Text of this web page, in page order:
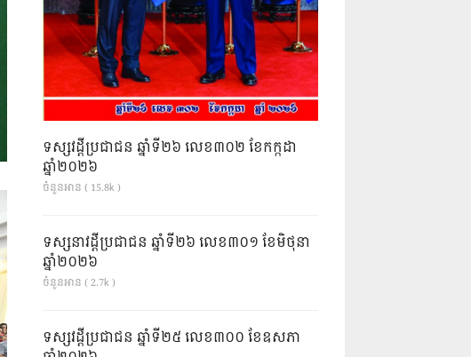
ទស្សវដ្តីប្រជាជន ឆ្នាំទី២៦ លេខ៣០២ ខែកក្កដា
ឆ្នាំ២០២៦
ចំនួនអាន ( 15.8k )
ទស្សនាវដ្ដីប្រជាជន ឆ្នាំទី២៦ លេខ៣០១ ខែមិថុនា
ឆ្នាំ២០២៦
ចំនួនអាន ( 2.7k )
ទស្សវដ្តីប្រជាជន ឆ្នាំទី២៥ លេខ៣០០ ខែឧសភា